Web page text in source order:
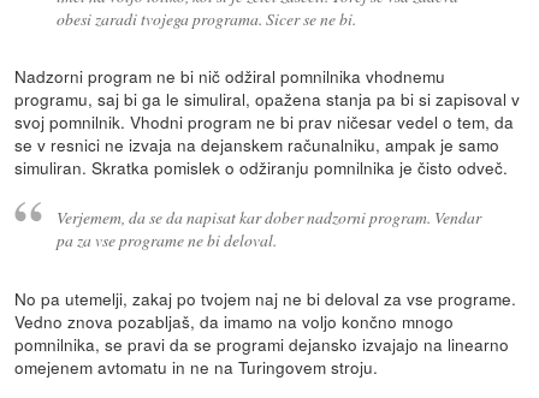
obesi zaradi tvojega programa. Sicer se ne bi.
Nadzorni program ne bi nič odžiral pomnilnika vhodnemu
programu, saj bi ga le simuliral, opažena stanja pa bi si zapisoval v
svoj pomnilnik. Vhodni program ne bi prav ničesar vedel o tem, da
se v resnici ne izvaja na dejanskem računalniku, ampak je samo
simuliran. Skratka pomislek o odžiranju pomnilnika je čisto odveč.
Verjemem, da se da napisat kar dober nadzorni program. Vendar
pa za vse programe ne bi deloval.
No pa utemelji, zakaj po tvojem naj ne bi deloval za vse programe.
Vedno znova pozabljaš, da imamo na voljo končno mnogo
pomnilnika, se pravi da se programi dejansko izvajajo na linearno
omejenem avtomatu in ne na Turingovem stroju.